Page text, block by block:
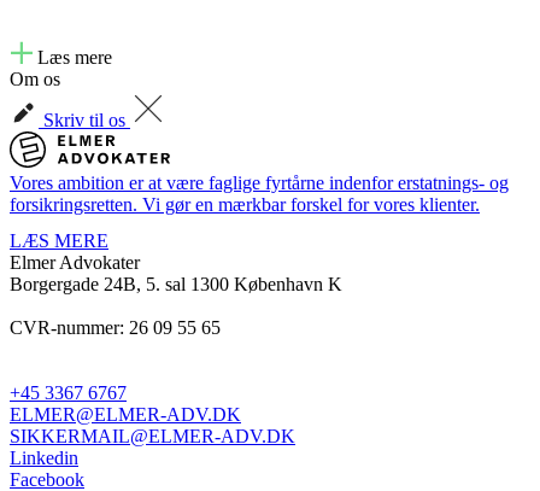
Læs mere
Om os
Skriv til os
Vores ambition er at være faglige fyrtårne indenfor erstatnings- og
forsikringsretten. Vi gør en mærkbar forskel for vores klienter.
LÆS MERE
Elmer Advokater
Borgergade 24B, 5. sal 1300 København K
CVR-nummer: 26 09 55 65
+45 3367 6767
ELMER@ELMER-ADV.DK
SIKKERMAIL@ELMER-ADV.DK
Linkedin
Facebook